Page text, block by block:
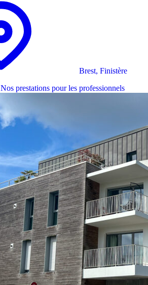
Brest, Finistère
Nos prestations pour les professionnels